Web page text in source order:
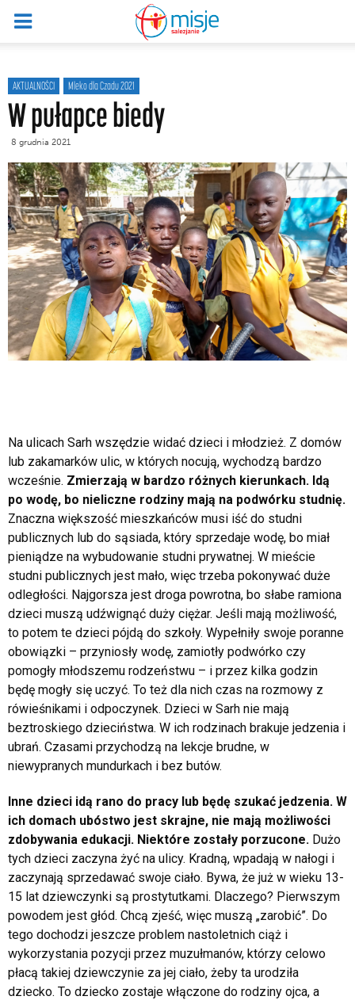
AKTUALNOŚCI Mleko dla Czadu 2021
W pułapce biedy
8 grudnia 2021
Na ulicach Sarh wszędzie widać dzieci i młodzież. Z domów
lub zakamarków ulic, w których nocują, wychodzą bardzo
wcześnie. Zmierzają w bardzo różnych kierunkach. Idą
po wodę, bo nieliczne rodziny mają na podwórku studnię.
Znaczna większość mieszkańców musi iść do studni
publicznych lub do sąsiada, który sprzedaje wodę, bo miał
pieniądze na wybudowanie studni prywatnej. W mieście
studni publicznych jest mało, więc trzeba pokonywać duże
odległości. Najgorsza jest droga powrotna, bo słabe ramiona
dzieci muszą udźwignąć duży ciężar. Jeśli mają możliwość,
to potem te dzieci pójdą do szkoły. Wypełniły swoje poranne
obowiązki – przyniosły wodę, zamiotły podwórko czy
pomogły młodszemu rodzeństwu – i przez kilka godzin
będę mogły się uczyć. To też dla nich czas na rozmowy z
rówieśnikami i odpoczynek. Dzieci w Sarh nie mają
beztroskiego dzieciństwa. W ich rodzinach brakuje jedzenia i
ubrań. Czasami przychodzą na lekcje brudne, w
niewypranych mundurkach i bez butów.
Inne dzieci idą rano do pracy lub będę szukać jedzenia. W
ich domach ubóstwo jest skrajne, nie mają możliwości
zdobywania edukacji. Niektóre zostały porzucone. Dużo
tych dzieci zaczyna żyć na ulicy. Kradną, wpadają w nałogi i
zaczynają sprzedawać swoje ciało. Bywa, że już w wieku 13-
15 lat dziewczynki są prostytutkami. Dlaczego? Pierwszym
powodem jest głód. Chcą zjeść, więc muszą „zarobić”. Do
tego dochodzi jeszcze problem nastoletnich ciąż i
wykorzystania pozycji przez muzułmanów, którzy celowo
płacą takiej dziewczynie za jej ciało, żeby ta urodziła
dziecko. To dziecko zostaje włączone do rodziny ojca, a